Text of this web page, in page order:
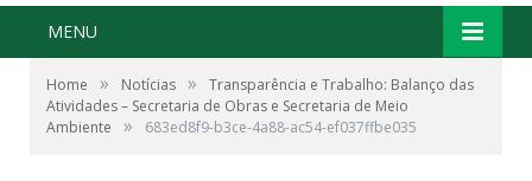
MENU
Home » Notícias »
Transparência e Trabalho: Balanço das
Atividades – Secretaria de Obras e Secretaria de Meio
Ambiente
» 683ed8f9-b3ce-4a88-ac54-ef037ffbe035